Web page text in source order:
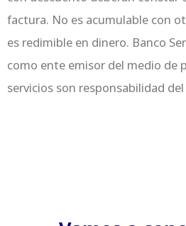
factura. No es acumulable con
es redimible en dinero. Banco
como ente emisor del medio de
servicios son responsabilidad